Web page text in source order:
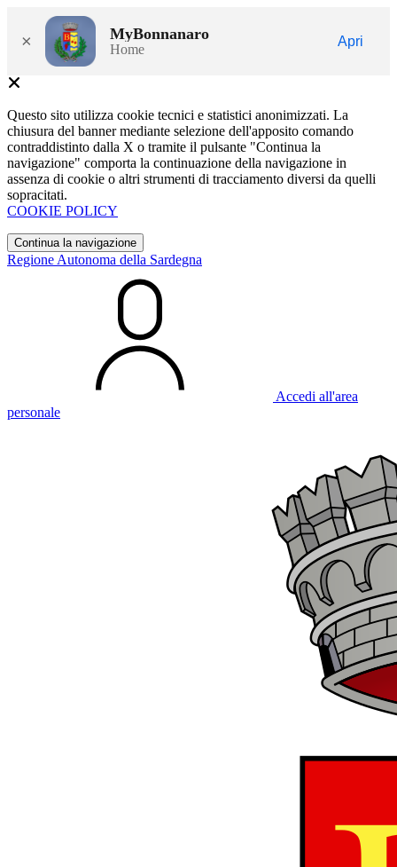
× MyBonnanaro
Home
Apri
Questo sito utilizza cookie tecnici e statistici anonimizzati. La
chiusura del banner mediante selezione dell'apposito comando
contraddistinto dalla X o tramite il pulsante "Continua la
navigazione" comporta la continuazione della navigazione in
assenza di cookie o altri strumenti di tracciamento diversi da quelli
sopracitati.
COOKIE POLICY
Continua la navigazione
Regione Autonoma della Sardegna
Accedi all'area
personale